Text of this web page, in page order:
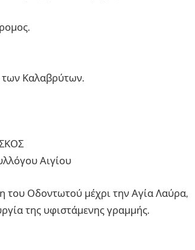
των Καλαβρύτων.
Αιγίου
του Οδοντωτού μέχρι την Αγία Λαύρα,
της υφιστάμενης γραμμής.